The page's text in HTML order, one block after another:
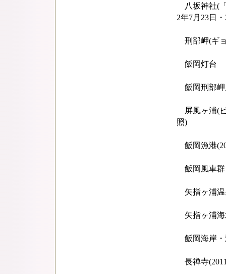
八坂神社(
2年7月23日
刑部岬(ギ
飯岡灯台
飯岡刑部岬
屏風ヶ浦(ビ
照)
飯岡漁港
飯岡風車群
矢指ヶ浦温
矢指ヶ浦海
飯岡海岸・
長禅寺